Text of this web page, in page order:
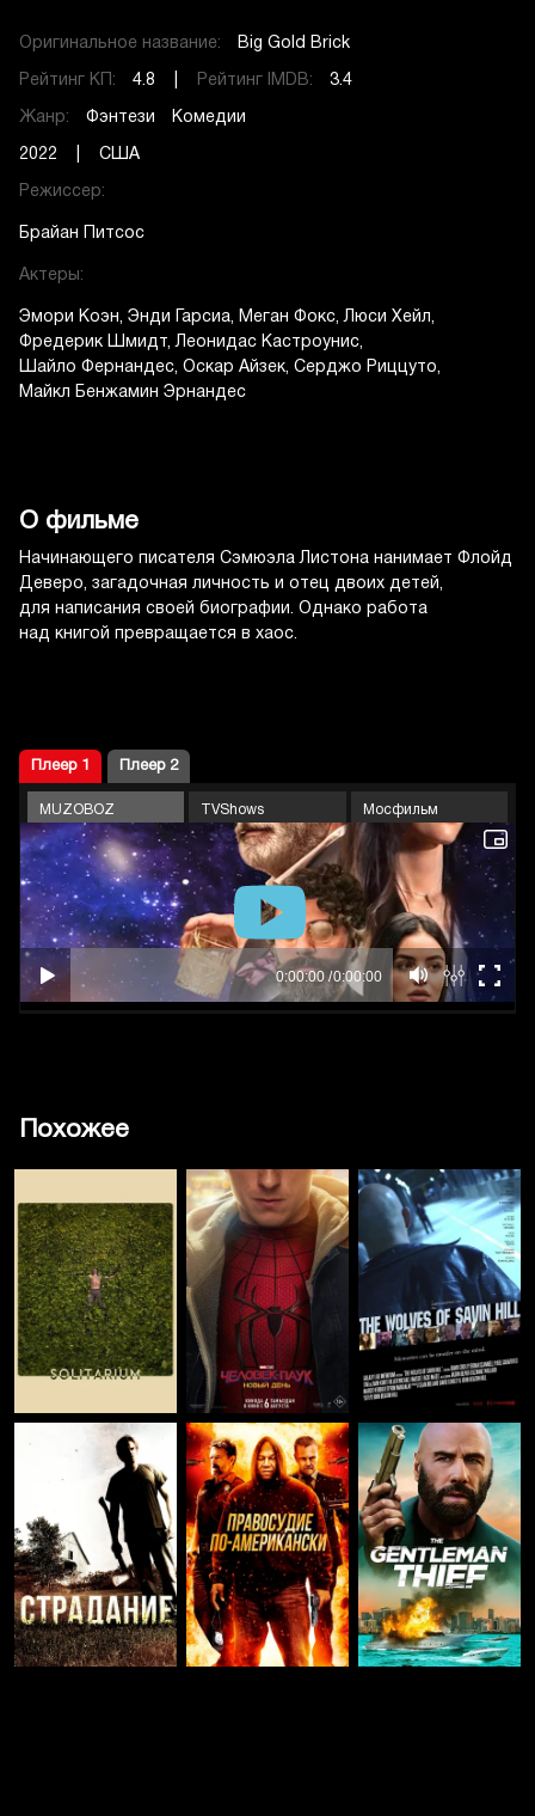
Оригинальное название: Big Gold Brick
Рейтинг КП: 4.8 | Рейтинг IMDB: 3.4
Жанр: Фэнтези Комедии
2022 | США
Режиссер:
Брайан Питсос
Актеры:
Эмори Коэн Энди Гарсиа Меган Фокс Люси Хейл
Фредерик Шмидт Леонидас Кастроунис
Шайло Фернандес Оскар Айзек Серджо Риццуто
Майкл Бенжамин Эрнандес
О фильме
Начинающего писателя Сэмюэла Листона нанимает Флойд
Деверо, загадочная личность и отец двоих детей,
для написания своей биографии. Однако работа
над книгой превращается в хаос.
Плеер 1 Плеер 2
MUZOBOZ TVShows Мосфильм
Похожее